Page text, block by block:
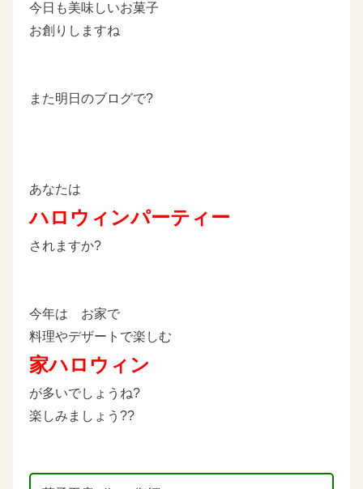
今日も美味しいお菓子
お創りしますね
また明日のブログで?
あなたは
ハロウィンパーティー
されますか?
今年は お家で
料理やデザートで楽しむ
家ハロウィン
が多いでしょうね?
楽しみましょう??